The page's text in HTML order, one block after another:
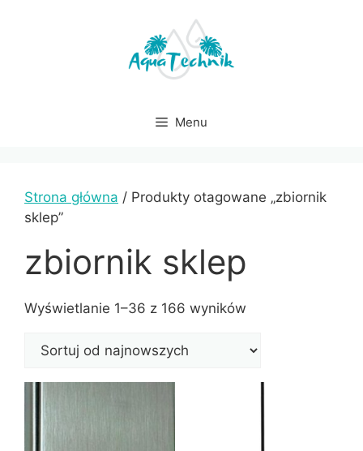
Menu
Strona główna / Produkty otagowane „zbiornik
sklep”
zbiornik sklep
Wyświetlanie 1–36 z 166 wyników
latest